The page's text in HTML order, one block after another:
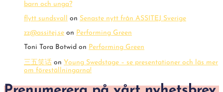
barn och unga?
flytt sundsvall
on Senaste nytt från ASSITEJ Sverige
zz@assitej.se on Performing Green
Toni Tora Botwid on Performing Green
三五笑话 on Young Swedstage – se presentationer och läs mer
om föreställningarna!